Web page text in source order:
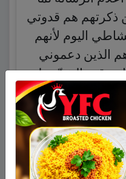
ذكرتهم هم قدوتي
اليوم لأنهم
الذين دعموني
وقت الشدّة . لهم
لأنهم أمهاتنا
كانوا وما زالوا
مدارس مجدل